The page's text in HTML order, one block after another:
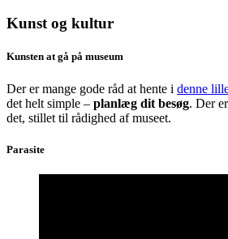
Kunst og kultur
Kunsten at gå på museum
Der er mange gode råd at hente i denne
det helt simple – planlæg dit besøg. Der
det, stillet til rådighed af museet.
Parasite